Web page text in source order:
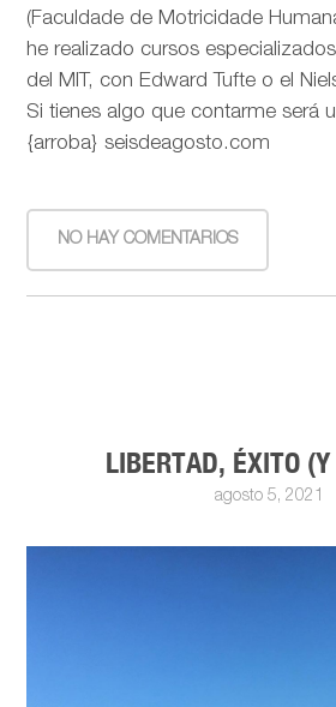
(Faculdade de Motricidade
he realizado cursos
del MIT, con Edward Tufte o el
Si tienes algo que contarme será
{arroba} seisdeagosto.com
NO HAY COMENTARIOS
LIBERTAD, ÉXITO
agosto 5, 2021